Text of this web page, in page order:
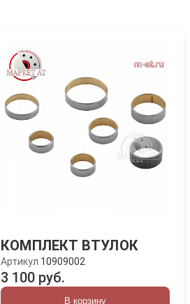
КОМПЛЕКТ ВТУЛОК
Артикул 10909002
3 100 руб.
В корзину